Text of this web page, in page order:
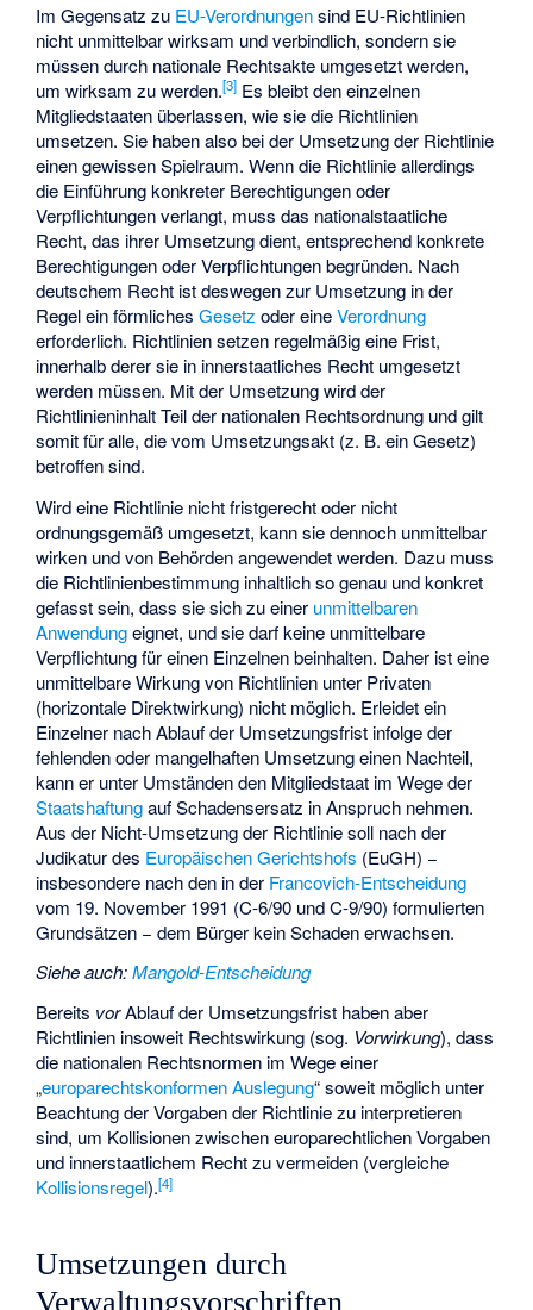
Im Gegensatz zu EU-Verordnungensind EU-Richtlinien
nicht unmittelbar wirksam und verbindlich, sondern sie
müssen durch nationale Rechtsakte umgesetzt werden,
um wirksam zu werden.[3] Es bleibt den einzelnen
Mitgliedstaaten überlassen, wie sie die Richtlinien
umsetzen. Sie haben also bei der Umsetzung der Richtlinie
einen gewissen Spielraum. Wenn die Richtlinie allerdings
die Einführung konkreter Berechtigungen oder
Verpflichtungen verlangt, muss das nationalstaatliche
Recht, das ihrer Umsetzung dient, entsprechend konkrete
Berechtigungen oder Verpflichtungen begründen. Nach
deutschem Recht ist deswegen zur Umsetzung in der
Regel ein förmlichesGesetz oder eineVerordnung
erforderlich. Richtlinien setzen regelmäßig eine Frist,
innerhalb derer sie in innerstaatliches Recht umgesetzt
werden müssen. Mit der Umsetzung wird der
Richtlinieninhalt Teil der nationalen Rechtsordnung und gilt
somit für alle, die vom Umsetzungsakt (z. B. ein Gesetz)
betroffen sind.
Wird eine Richtlinie nicht fristgerecht oder nicht
ordnungsgemäß umgesetzt, kann sie dennoch unmittelbar
wirken und von Behörden angewendet werden. Dazu muss
die Richtlinienbestimmung inhaltlich so genau und konkret
gefasst sein, dass sie sich zu einer unmittelbaren
Anwendungeignet, und sie darf keine unmittelbare
Verpflichtung für einen Einzelnen beinhalten. Daher ist eine
unmittelbare Wirkung von Richtlinien unter Privaten
(horizontale Direktwirkung) nicht möglich. Erleidet ein
Einzelner nach Ablauf der Umsetzungsfrist infolge der
fehlenden oder mangelhaften Umsetzung einen Nachteil,
kann er unter Umständen den Mitgliedstaat im Wege der
Staatshaftungauf Schadensersatz in Anspruch nehmen.
Aus der Nicht-Umsetzung der Richtlinie soll nach der
Judikatur des Europäischen Gerichtshofs (EuGH) −
insbesondere nach den in der Francovich-Entscheidung
vom 19. November 1991 (C-6/90 und C-9/90) formulierten
Grundsätzen − dem Bürger kein Schaden erwachsen.
Siehe auch:Mangold-Entscheidung
Bereits vorAblauf der Umsetzungsfrist haben aber
Richtlinien insoweit Rechtswirkung (sog. Vorwirkung), dass
die nationalen Rechtsnormen im Wege einer
„europarechtskonformen Auslegung“ soweit möglich unter
Beachtung der Vorgaben der Richtlinie zu interpretieren
sind, um Kollisionen zwischen europarechtlichen Vorgaben
und innerstaatlichem Recht zu vermeiden (vergleiche
Kollisionsregel).[4]
Umsetzungen durch
Verwaltungsvorschriften